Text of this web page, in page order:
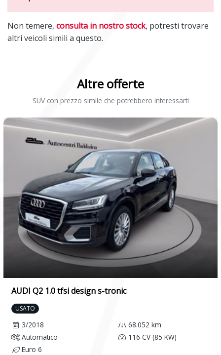
Non temere, consulta in nostro stock, potresti trovare
altri veicoli simili a questo.
Altre offerte
SUV con prezzo simile che potrebbero interessarti
AUDI Q2 1.0 tfsi design s-tronic
USATO
3/2018
68.052 km
Automatico
116 CV (85 KW)
Euro 6